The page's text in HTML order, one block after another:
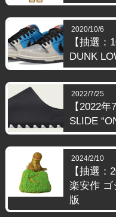
2020/10/6
【抽選
DUNK
2022/7/25
【2022
SLIDE
2024/2/10
【抽選
楽安作 ゴ
版